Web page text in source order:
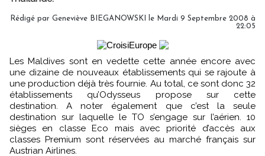
Rédigé par Geneviève BIEGANOWSKI le Mardi 9 Septembre 2008 à
22:05
Les Maldives sont en vedette cette année encore avec
une dizaine de nouveaux établissements qui se rajoute à
une production déjà très fournie. Au total, ce sont donc 32
établissements qu’Odysseus propose sur cette
destination. A noter également que c’est la seule
destination sur laquelle le TO s’engage sur l’aérien. 10
sièges en classe Eco mais avec priorité d’accès aux
classes Premium sont réservées au marché français sur
Austrian Airlines.